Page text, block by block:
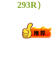
293R）